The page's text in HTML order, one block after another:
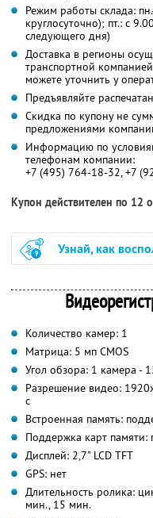
Режим работы склада:
круглосуточно); пт.: с
следующего дня)
Доставка в регионы
транспортной
можете уточнить у
Предъявляйте
Скидка по купону не
предложениями
Информацию по
телефонам компании:
+7 (495) 764-18-32, +7
Купон действителен по 12
Узнай, как
Количество камер: 1
Матрица: 5 мп CMOS
Угол обзора: 1 камера -
Разрешение видео:
с
Встроенная память:
Поддержка карт
Дисплей: 2,7" LCD TFT
GPS: нет
Длительность ролика:
мин., 15 мин.